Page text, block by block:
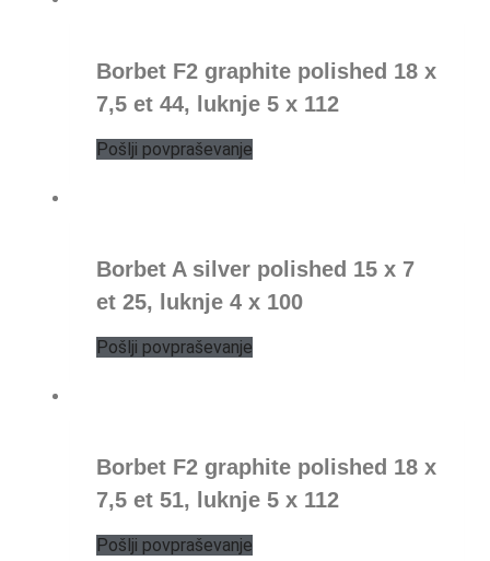
Borbet F2 graphite polished 18 x
7,5 et 44, luknje 5 x 112
Pošlji povpraševanje
Borbet A silver polished 15 x 7
et 25, luknje 4 x 100
Pošlji povpraševanje
Borbet F2 graphite polished 18 x
7,5 et 51, luknje 5 x 112
Pošlji povpraševanje